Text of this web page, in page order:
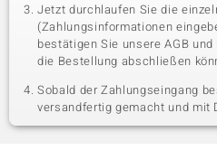
Jetzt durchlaufen Sie die
(Zahlungsinformationen
bestätigen Sie unsere AGB
die Bestellung abschließen
Sobald der Zahlungseingang
versandfertig gemacht und mit